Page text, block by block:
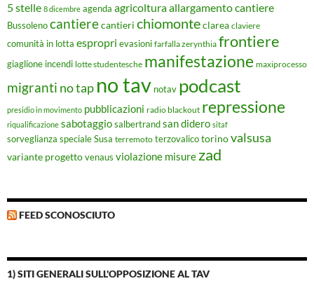
5 stelle 8 dicembre agenda agricolturaallargamento cantiere
Bussolenocantierecantieri chiomonteclarea claviere
comunità in lotta espropri evasioni farfalla zerynthia frontiere
giaglione incendi lotte studentesche manifestazione maxiprocesso
migranti no tap no tav notav podcast
presidio in movimento pubblicazioni radio blackout repressione
riqualificazione sabotaggiosalbertrandsan didero sitaf
sorveglianza speciale Susa terremoto terzovalico torinovalsusa
variante progettovenaus violazione misure zad
FEED SCONOSCIUTO
1) SITI GENERALI SULL'OPPOSIZIONE AL TAV